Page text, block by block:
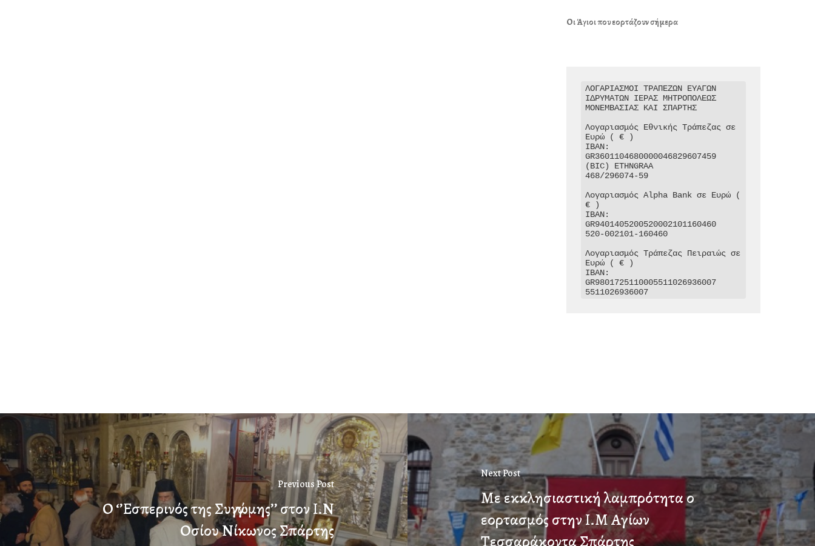
Οι Άγιοι που εορτάζουν σήμερα
ΛΟΓΑΡΙΑΣΜΟΙ ΤΡΑΠΕΖΩΝ ΕΥΑΓΩΝ
ΙΔΡΥΜΑΤΩΝ ΙΕΡΑΣ ΜΗΤΡΟΠΟΛΕΩΣ
ΜΟΝΕΜΒΑΣΙΑΣ ΚΑΙ ΣΠΑΡΤΗΣ
Λογαριασμός Εθνικής Τράπεζας σε
Ευρώ ( € )
IBAN:
GR3601104680000046829607459
(BIC) ETHNGRAA
468/296074-59
Λογαριασμός Alpha Bank σε Ευρώ (
€ )
IBAN:
GR9401405200520002101160460
520-002101-160460
Λογαριασμός Τράπεζας Πειραιώς σε
Ευρώ ( € )
IBAN:
GR9801725110005511026936007
5511026936007
Previous Post
Ο ‘’Εσπερινός της Συγγνώμης’’ στον Ι.Ν
Οσίου Νίκωνος Σπάρτης
Next Post
Με εκκλησιαστική λαμπρότητα ο
εορτασμός στην Ι.Μ Αγίων
Τεσσαράκοντα Σπάρτης